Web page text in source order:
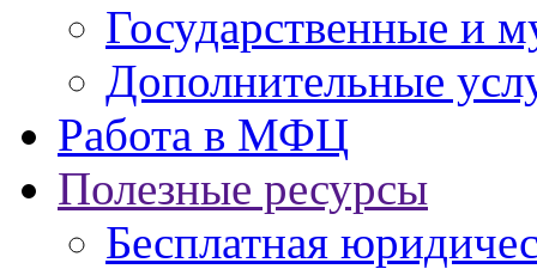
Государственные и
Дополнительные
Работа в МФЦ
Полезные ресурсы
Бесплатная